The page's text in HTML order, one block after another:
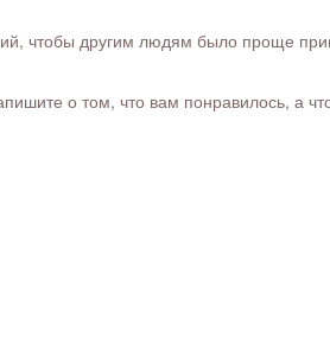
чтобы другим людям было проще
о том, что вам понравилось, а